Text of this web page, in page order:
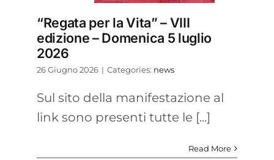
“Regata per la Vita” – VIII
edizione – Domenica 5 luglio
2026
26 Giugno 2026 | Categories: news
Sul sito della manifestazione al
link sono presenti tutte le [...]
Read More